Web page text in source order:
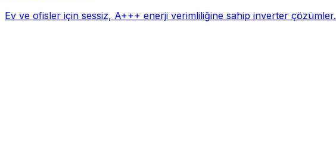
Ev ve ofisler için sessiz, A+++ enerji verimliliğine sahip inverter çözümler.